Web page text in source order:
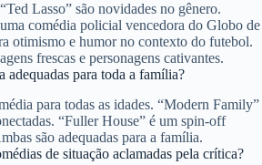
Lasso” são novidades no gênero.
comédia policial vencedora do Globo de
otimismo e humor no contexto do futebol.
frescas e personagens cativantes.
adequadas para toda a família?
para todas as idades. “Modern Family”
“Fuller House” é um spin-off
são adequadas para a família.
de situação aclamadas pela crítica?